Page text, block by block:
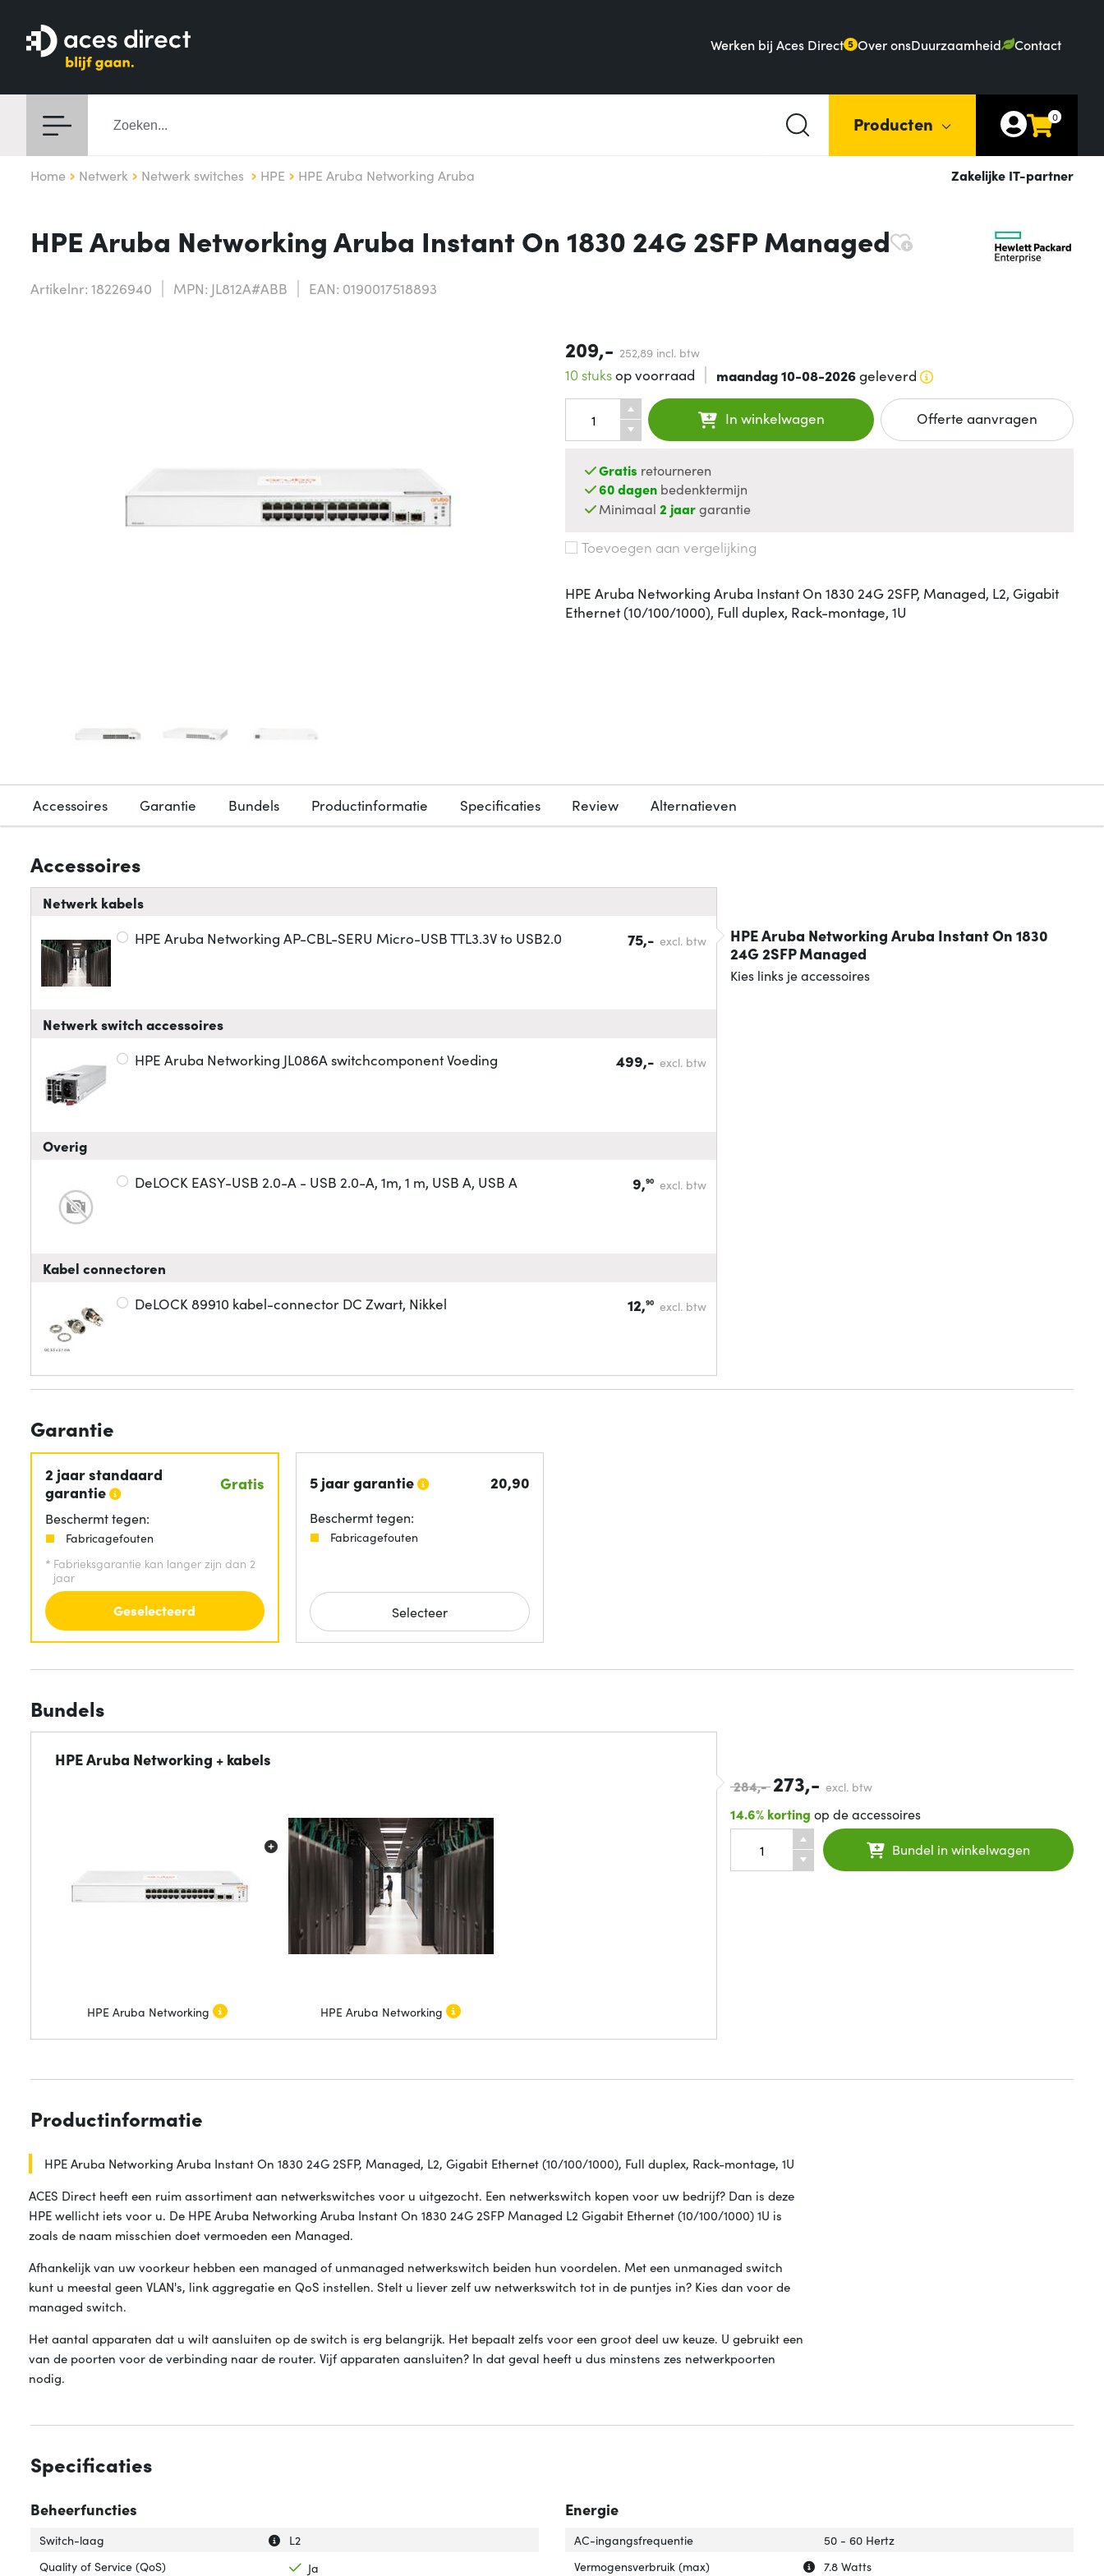
Werken bij Aces Direct 5 Over onsDuurzaamheid Contact
Producten 0
Home Netwerk Netwerk switches HPE HPE Aruba Networking Aruba Zakelijke IT-partner
HPE Aruba Networking Aruba Instant On 1830 24G 2SFP Managed
Artikelnr: 18226940 MPN: JL812A#ABB EAN: 0190017518893
209,- 252,89 incl. btw
10 stuksop voorraad maandag 10-08-2026geleverd
In winkelwagen Offerte aanvragen
Gratis retourneren
60 dagen bedenktermijn
Minimaal2 jaargarantie
Toevoegen aan vergelijking
HPE Aruba Networking Aruba Instant On 1830 24G 2SFP, Managed, L2, Gigabit
Ethernet (10/100/1000), Full duplex, Rack-montage, 1U
Accessoires Garantie Bundels Productinformatie Specificaties Review Alternatieven
Accessoires
Netwerk kabels
HPE Aruba Networking AP-CBL-SERU Micro-USB TTL3.3V to USB2.0 75,- excl. btw
Netwerk switch accessoires
HPE Aruba Networking JL086A switchcomponent Voeding 499,- excl. btw
Overig
DeLOCK EASY-USB 2.0-A - USB 2.0-A, 1m, 1 m, USB A, USB A 9,90 excl. btw
Kabel connectoren
DeLOCK 89910 kabel-connector DC Zwart, Nikkel 12,90 excl. btw
HPE Aruba Networking Aruba Instant On 1830
24G 2SFP Managed
Kies links je accessoires
Garantie
2 jaar standaard
garantie
Gratis
Beschermt tegen:
Fabricagefouten
* Fabrieksgarantie kan langer zijn dan 2
jaar
Geselecteerd
5 jaar garantie 20,90
Beschermt tegen:
Fabricagefouten
Selecteer
Bundels
HPE Aruba Networking + kabels
HPE Aruba Networking HPE Aruba Networking
284,- 273,- excl. btw
14.6% korting op de accessoires
Bundel in winkelwagen
Productinformatie
HPE Aruba Networking Aruba Instant On 1830 24G 2SFP, Managed, L2, Gigabit Ethernet (10/100/1000), Full duplex, Rack-montage, 1U
ACES Direct heeft een ruim assortiment aan netwerkswitches voor u uitgezocht. Een netwerkswitch kopen voor uw bedrijf? Dan is deze
HPE wellicht iets voor u. De HPE Aruba Networking Aruba Instant On 1830 24G 2SFP Managed L2 Gigabit Ethernet (10/100/1000) 1U is
zoals de naam misschien doet vermoeden een Managed.
Afhankelijk van uw voorkeur hebben een managed of unmanaged netwerkswitch beiden hun voordelen. Met een unmanaged switch
kunt u meestal geen VLAN's, link aggregatie en QoS instellen. Stelt u liever zelf uw netwerkswitch tot in de puntjes in? Kies dan voor de
managed switch.
Het aantal apparaten dat u wilt aansluiten op de switch is erg belangrijk. Het bepaalt zelfs voor een groot deel uw keuze. U gebruikt een
van de poorten voor de verbinding naar de router. Vijf apparaten aansluiten? In dat geval heeft u dus minstens zes netwerkpoorten
nodig.
Specificaties
Beheerfuncties
Uitleg over 'Switch-laag'
Verberg uitleg over 'Switch-laag'
Switch-laag
L2
Quality of Service (QoS)
Ja
Energie
AC-ingangsfrequentie
50 - 60 Hertz
Uitleg over 'Vermogensverbruik (max)'
Verberg uitleg over 'Vermogensverbruik (max)'
Vermogensverbruik (max)
7.8 Watts